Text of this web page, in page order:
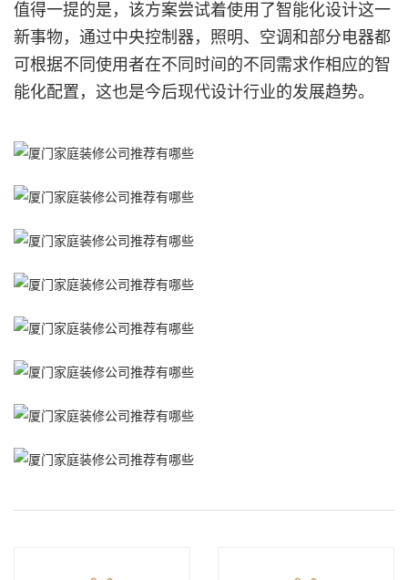
值得一提的是，该方案尝试着使用了智能化设计这一
新事物，通过中央控制器，照明、空调和部分电器都
可根据不同使用者在不同时间的不同需求作相应的智
能化配置，这也是今后现代设计行业的发展趋势。